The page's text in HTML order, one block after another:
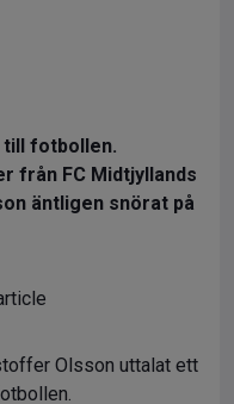
fotbollen.
från FC Midtjyllands
äntligen snörat på
Olsson uttalat ett